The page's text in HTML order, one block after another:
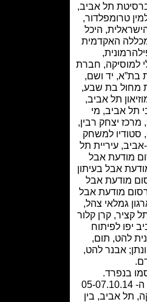
תל אביב,
,
,היכל
,
,חברת
יד ושם,
שבע,
אביב,
,מי
רבין,
למשחק
תל
אבל
בעיתון
אבל
אבל
צהל,
קרן קלור
תום,
להט,
א'-ג' ה- 05-07.10.14
תל אביב, בין